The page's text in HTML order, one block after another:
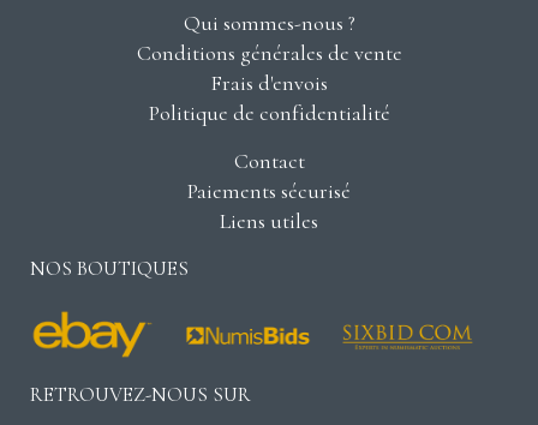
Qui sommes-nous ?
Conditions générales de vente
Frais d'envois
Politique de confidentialité
Contact
Paiements sécurisé
Liens utiles
NOS BOUTIQUES
RETROUVEZ-NOUS SUR